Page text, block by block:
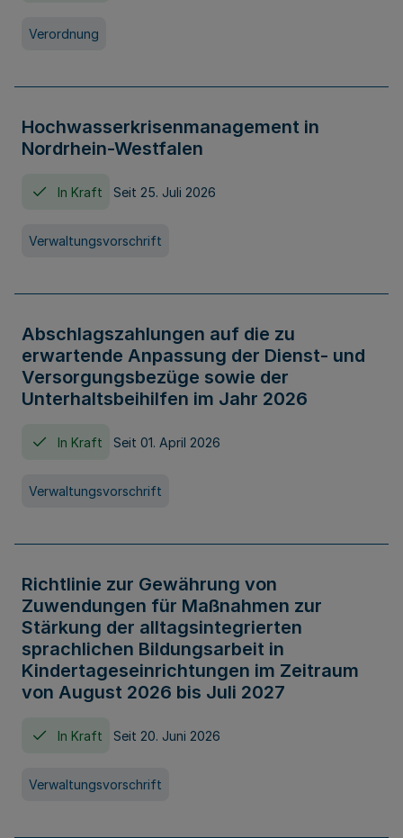
Verordnung
Hochwasserkrisenmanagement in
Nordrhein-Westfalen
In Kraft Seit 25. Juli 2026
Verwaltungsvorschrift
Abschlagszahlungen auf die zu
erwartende Anpassung der Dienst- und
Versorgungsbezüge sowie der
Unterhaltsbeihilfen im Jahr 2026
In Kraft Seit 01. April 2026
Verwaltungsvorschrift
Richtlinie zur Gewährung von
Zuwendungen für Maßnahmen zur
Stärkung der alltagsintegrierten
sprachlichen Bildungsarbeit in
Kindertageseinrichtungen im Zeitraum
von August 2026 bis Juli 2027
In Kraft Seit 20. Juni 2026
Verwaltungsvorschrift